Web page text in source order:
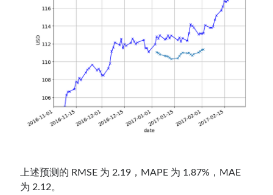
上述预测的 RMSE 为 2.19，MAPE 为 1.87%，MAE
为 2.12。